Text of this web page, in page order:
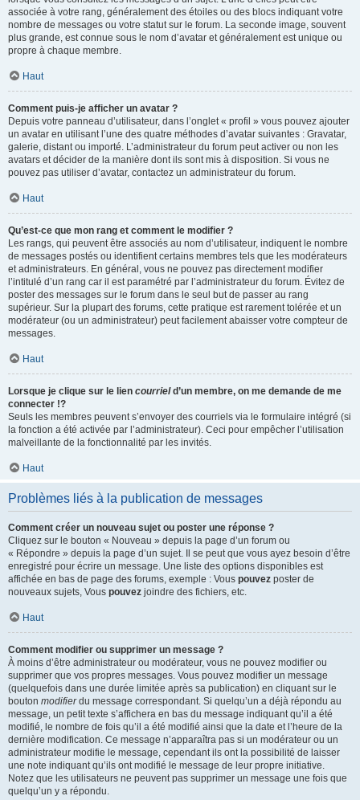
associée à votre rang, généralement des étoiles ou des blocs indiquant votre
nombre de messages ou votre statut sur le forum. La seconde image, souvent
plus grande, est connue sous le nom d’avatar et généralement est unique ou
propre à chaque membre.
Haut
Comment puis-je afficher un avatar ?
Depuis votre panneau d’utilisateur, dans l’onglet « profil » vous pouvez ajouter
un avatar en utilisant l’une des quatre méthodes d’avatar suivantes : Gravatar,
galerie, distant ou importé. L’administrateur du forum peut activer ou non les
avatars et décider de la manière dont ils sont mis à disposition. Si vous ne
pouvez pas utiliser d’avatar, contactez un administrateur du forum.
Haut
Qu’est-ce que mon rang et comment le modifier ?
Les rangs, qui peuvent être associés au nom d’utilisateur, indiquent le nombre
de messages postés ou identifient certains membres tels que les modérateurs
et administrateurs. En général, vous ne pouvez pas directement modifier
l’intitulé d’un rang car il est paramétré par l’administrateur du forum. Évitez de
poster des messages sur le forum dans le seul but de passer au rang
supérieur. Sur la plupart des forums, cette pratique est rarement tolérée et un
modérateur (ou un administrateur) peut facilement abaisser votre compteur de
messages.
Haut
Lorsque je clique sur le lien courrield’un membre, on me demande de me
connecter !?
Seuls les membres peuvent s’envoyer des courriels via le formulaire intégré (si
la fonction a été activée par l’administrateur). Ceci pour empêcher l’utilisation
malveillante de la fonctionnalité par les invités.
Haut
Problèmes liés à la publication de messages
Comment créer un nouveau sujet ou poster une réponse ?
Cliquez sur le bouton « Nouveau » depuis la page d’un forum ou
« Répondre » depuis la page d’un sujet. Il se peut que vous ayez besoin d’être
enregistré pour écrire un message. Une liste des options disponibles est
affichée en bas de page des forums, exemple : Vous pouvez poster de
nouveaux sujets, Vous pouvez joindre des fichiers, etc.
Haut
Comment modifier ou supprimer un message ?
À moins d’être administrateur ou modérateur, vous ne pouvez modifier ou
supprimer que vos propres messages. Vous pouvez modifier un message
(quelquefois dans une durée limitée après sa publication) en cliquant sur le
bouton modifierdu message correspondant. Si quelqu’un a déjà répondu au
message, un petit texte s’affichera en bas du message indiquant qu’il a été
modifié, le nombre de fois qu’il a été modifié ainsi que la date et l’heure de la
dernière modification. Ce message n’apparaîtra pas si un modérateur ou un
administrateur modifie le message, cependant ils ont la possibilité de laisser
une note indiquant qu’ils ont modifié le message de leur propre initiative.
Notez que les utilisateurs ne peuvent pas supprimer un message une fois que
quelqu’un y a répondu.